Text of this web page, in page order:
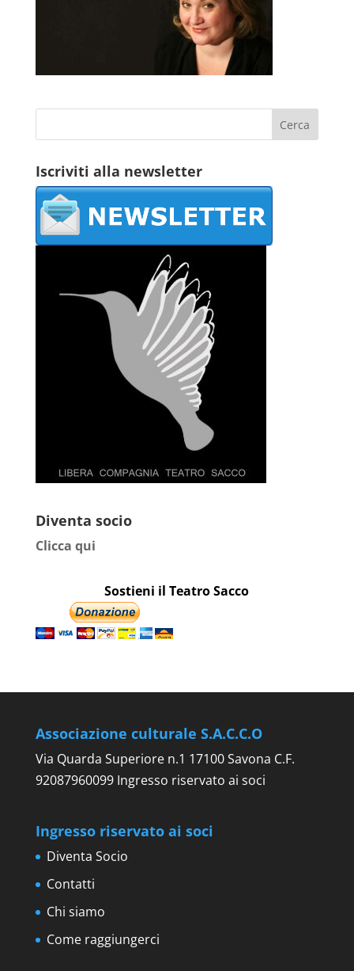
Iscriviti alla newsletter
Diventa socio
Clicca qui
Sostieni il Teatro Sacco
Associazione culturale S.A.C.C.O
Via Quarda Superiore n.1 17100 Savona C.F.
92087960099 Ingresso riservato ai soci
Ingresso riservato ai soci
Diventa Socio
Contatti
Chi siamo
Come raggiungerci